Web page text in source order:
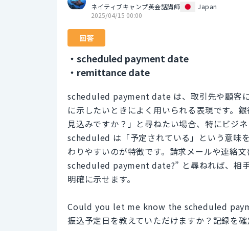
ネイティブキャンプ英会話講師
Japan
2025/04/15 00:00
回答
・scheduled payment date
・remittance date
scheduled payment date は、取引先や顧客
に示したいときによく用いられる表現です。
見込みですか？」と尋ねたい場合、特にビジ
scheduled は「予定されている」という意味
わりやすいのが特徴です。請求メールや連
scheduled payment date?” と尋ねれば、相
明確に示せます。
Could you let me know the scheduled
振込予定日を教えていただけますか？記録を確